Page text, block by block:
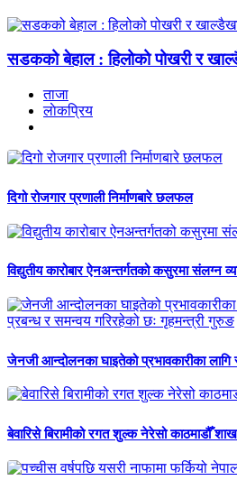
सडकको बेहाल : हिलोको पोखरी र
ताजा
लाेकप्रिय
दिगो रोजगार प्रणाली निर्माणबारे छलफल
विद्युतीय कारोबार ऐनअन्तर्गतको कसुरमा संलग्न
जेनजी आन्दोलनका घाइतेको प्रभावकारीका
बेवारिसे बिरामीको रगत शुल्क नेरेसो काठमाडौँ